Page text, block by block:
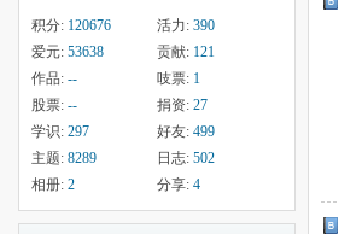
积分: 120676 活力: 390
爱元: 53638 贡献: 121
作品: -- 吱票: 1
股票: -- 捐资: 27
学识: 297 好友: 499
主题: 8289 日志: 502
相册: 2 分享: 4